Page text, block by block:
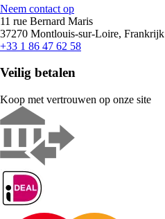
Neem contact op
11 rue Bernard Maris
37270 Montlouis-sur-Loire, Frankrijk
+33 1 86 47 62 58
Veilig betalen
Koop met vertrouwen op onze site